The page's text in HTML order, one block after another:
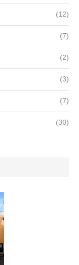
(12)
(7)
(2)
(3)
(7)
(30)